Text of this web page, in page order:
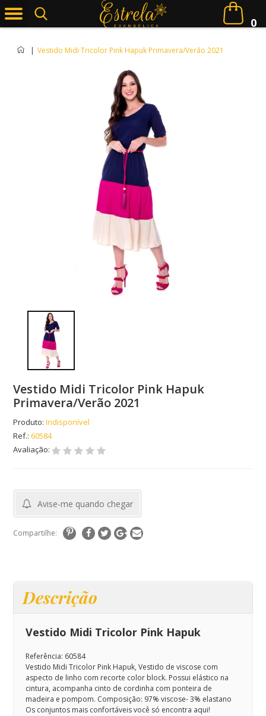
0
| Vestido Midi Tricolor Pink Hapuk Primavera/Verão 2021
Vestido Midi Tricolor Pink Hapuk
Primavera/Verão 2021
Produto: Indisponível
Ref.: 60584
Avaliação:
Avise-me quando chegar
Compartilhe:
Descrição
Vestido Midi Tricolor Pink Hapuk
Referência: 60584
Vestido Midi Tricolor Pink Hapuk, Vestido de viscose com
aspecto de linho com recorte color block. Possui elástico na
cintura, acompanha cinto de cordinha com ponteira de
madeira e pompom. Composição: 97% viscose- 3% elastano
Os conjuntos mais confortáveis você só encontra aqui!